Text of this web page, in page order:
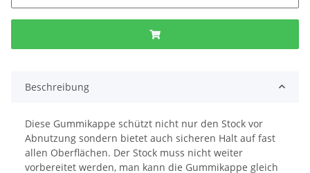
Beschreibung
Diese Gummikappe schützt nicht nur den Stock vor
Abnutzung sondern bietet auch sicheren Halt auf fast
allen Oberflächen. Der Stock muss nicht weiter
vorbereitet werden, man kann die Gummikappe gleich